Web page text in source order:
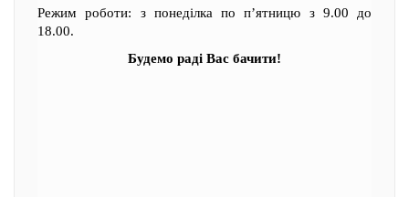
Режим роботи: з понеділка по п’ятницю з 9.00 до
18.00.
Будемо раді Вас бачити!